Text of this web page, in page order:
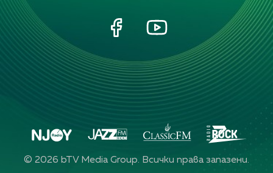
© 2026 bTV Media Group. Всички права запазени.